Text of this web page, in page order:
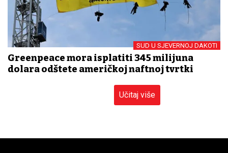
SUD U SJEVERNOJ DAKOTI
Greenpeace mora isplatiti 345 milijuna
dolara odštete američkoj naftnoj tvrtki
Učitaj više